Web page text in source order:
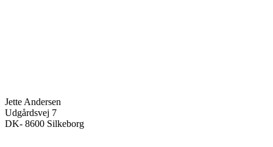
Jette Andersen
Udgårdsvej 7
DK- 8600 Silkeborg